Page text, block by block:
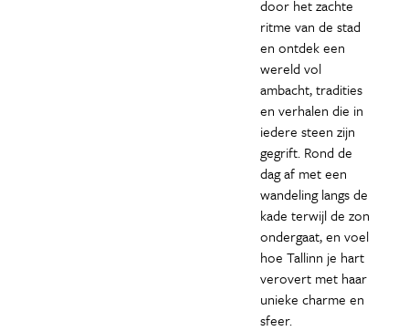
door het zachte
ritme van de stad
en ontdek een
wereld vol
ambacht, tradities
en verhalen die in
iedere steen zijn
gegrift. Rond de
dag af met een
wandeling langs de
kade terwijl de zon
ondergaat, en voel
hoe Tallinn je hart
verovert met haar
unieke charme en
sfeer.